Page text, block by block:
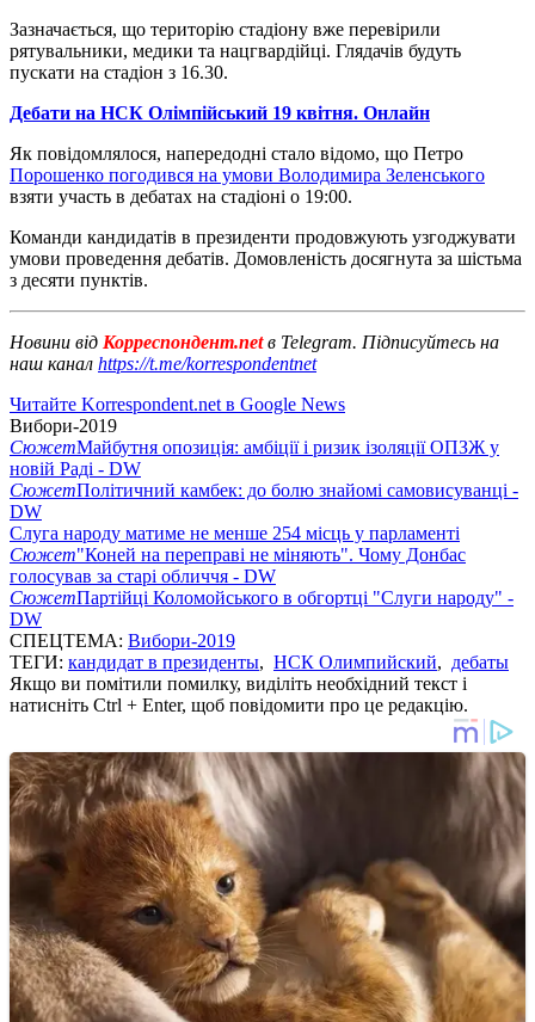
Зазначається, що територію стадіону вже перевірили
рятувальники, медики та нацгвардійці. Глядачів будуть
пускати на стадіон з 16.30.
Дебати на НСК Олімпійський 19 квітня. Онлайн
Як повідомлялося, напередодні стало відомо, що Петро
Порошенко погодився на умови Володимира Зеленського
взяти участь в дебатах на стадіоні о 19:00.
Команди кандидатів в президенти продовжують узгоджувати
умови проведення дебатів. Домовленість досягнута за шістьма
з десяти пунктів.
Новини від Корреспондент.netв Telegram. Підписуйтесь на
наш канал https://t.me/korrespondentnet
Читайте Korrespondent.net в Google News
Вибори-2019
СюжетМайбутня опозиція: амбіції і ризик ізоляції ОПЗЖ у
новій Раді - DW
СюжетПолітичний камбек: до болю знайомі самовисуванці -
DW
Слуга народу матиме не менше 254 місць у парламенті
Сюжет"Коней на переправі не міняють". Чому Донбас
голосував за старі обличчя - DW
СюжетПартійці Коломойського в обгортці "Слуги народу" -
DW
СПЕЦТЕМА: Вибори-2019
ТЕГИ: кандидат в президенты, НСК Олимпийский, дебаты
Якщо ви помітили помилку, виділіть необхідний текст і
натисніть Ctrl + Enter, щоб повідомити про це редакцію.